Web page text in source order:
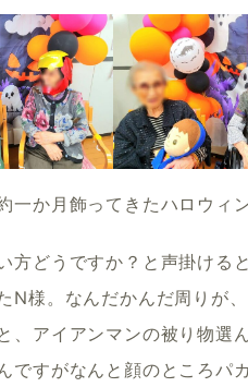
一か月飾ってきたハロウィ
方どうですか？と声掛ける
N様。なんだかんだ周りが
、アイアンマンの被り物選
ですがなんと顔のところパ